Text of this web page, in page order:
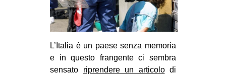
MOVIMENTI
AMBIENTE
ANTIFASCISMO
DIRITTO ALL’ABITARE
L’Italia è un paese senza memoria
e in questo frangente ci sembra
sensato riprendere un articolodi